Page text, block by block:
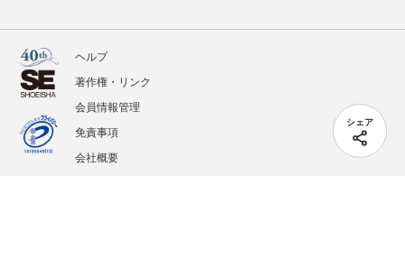
シェア
ヘルプ
著作権・リンク
会員情報管理
免責事項
会社概要